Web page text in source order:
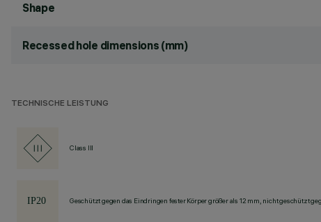
Shape
Recessed hole dimensions (mm)
TECHNISCHE LEISTUNG
Class III
Geschützt gegen das Eindringen fester Körper größer als 12 mm, nicht geschützt